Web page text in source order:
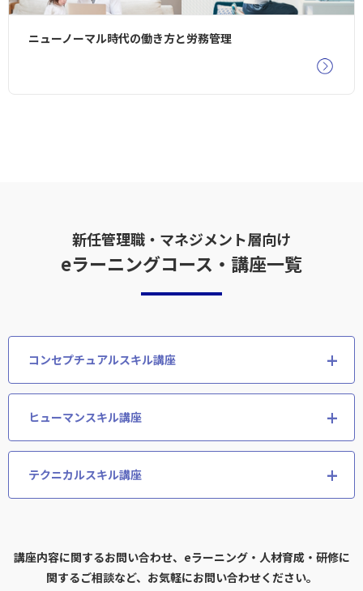
ニューノーマル時代の働き方と労務管理
新任管理職・マネジメント層向け
eラーニングコース・講座一覧
コンセプチュアルスキル講座
ヒューマンスキル講座
テクニカルスキル講座
講座内容に関するお問い合わせ、eラーニング・人材育成・研修に
関するご相談など、お気軽にお問い合わせください。